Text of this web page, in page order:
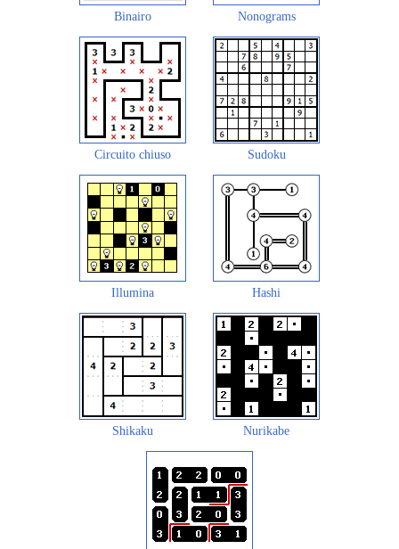
Binairo Nonograms
Circuito chiuso Sudoku
Illumina Hashi
Shikaku Nurikabe